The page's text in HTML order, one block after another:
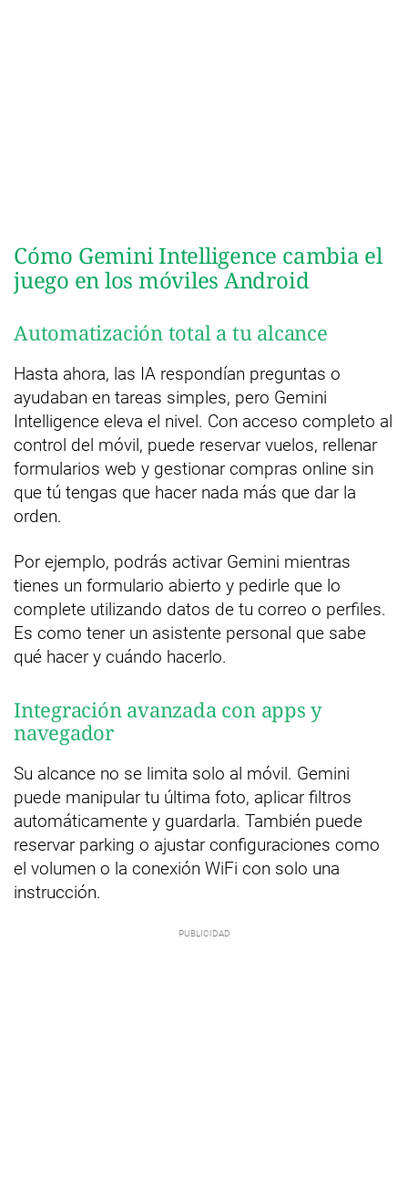
Cómo Gemini Intelligence cambia el
juego en los móviles Android
Automatización total a tu alcance
Hasta ahora, las IA respondían preguntas o
ayudaban en tareas simples, pero Gemini
Intelligence eleva el nivel. Con acceso completo al
control del móvil, puede reservar vuelos, rellenar
formularios web y gestionar compras online sin
que tú tengas que hacer nada más que dar la
orden.
Por ejemplo, podrás activar Gemini mientras
tienes un formulario abierto y pedirle que lo
complete utilizando datos de tu correo o perfiles.
Es como tener un asistente personal que sabe
qué hacer y cuándo hacerlo.
Integración avanzada con apps y
navegador
Su alcance no se limita solo al móvil. Gemini
puede manipular tu última foto, aplicar filtros
automáticamente y guardarla. También puede
reservar parking o ajustar configuraciones como
el volumen o la conexión WiFi con solo una
instrucción.